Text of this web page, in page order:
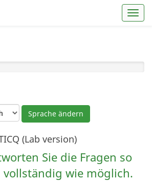
fertiggestellt.
Sprache ändern
(Lab version)
Sie die Fragen so
wie möglich.